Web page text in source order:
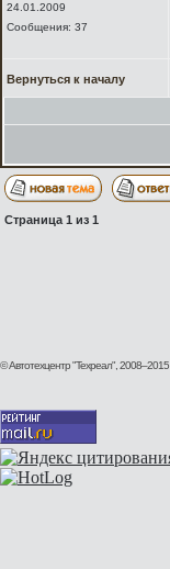
24.01.2009
Сообщения: 37
Вернуться к началу
Страница 1 из 1
© Автотехцентр "Техреал", 2008–2015